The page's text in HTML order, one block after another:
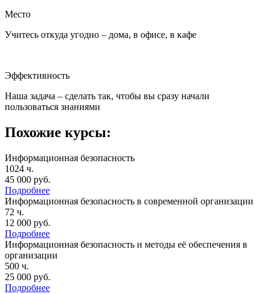
Место
Учитесь откуда угодно – дома, в офисе, в кафе
Эффективность
Наша задача – сделать так, чтобы вы сразу начали
пользоваться знаниями
Похожие курсы:
Информационная безопасность
1024 ч.
45 000 руб.
Подробнее
Информационная безопасность в современной организации
72 ч.
12 000 руб.
Подробнее
Информационная безопасность и методы её обеспечения в
организации
500 ч.
25 000 руб.
Подробнее